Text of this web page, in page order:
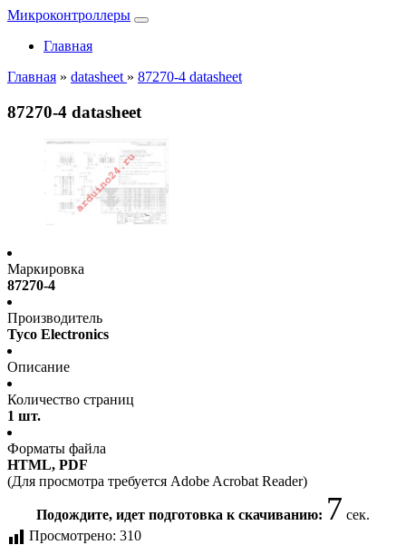
Микроконтроллеры
Главная
Главная » datasheet » 87270-4 datasheet
87270-4 datasheet
Маркировка
87270-4
Производитель
Tyco Electronics
Описание
Количество страниц
1 шт.
Форматы файла
HTML, PDF
(Для просмотра требуется Adobe Acrobat Reader)
Подождите, идет подготовка к скачиванию: 7 сек.
Просмотрено: 310